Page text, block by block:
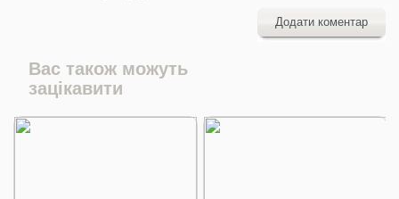
Додати коментар
Вас також можуть
зацікавити